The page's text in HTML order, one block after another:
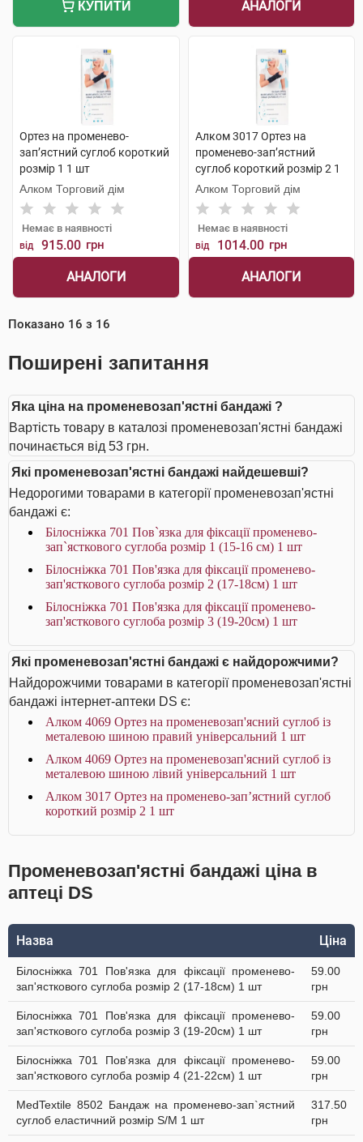
КУПИТИ АНАЛОГИ
Ортез на променево-
зап’ястний суглоб короткий
розмір 1 1 шт
Алком Торговий дім
Немає в наявності
від 915.00 грн
АНАЛОГИ
Алком 3017 Ортез на
променево-зап’ястний
суглоб короткий розмір 2 1
шт
Алком Торговий дім
Немає в наявності
від 1014.00 грн
АНАЛОГИ
Показано 16 з 16
Поширені запитання
Яка ціна на променевозап'ястні бандажі ?
Вартість товару в каталозі променевозап'ястні бандажі
починається від 53 грн.
Які променевозап'ястні бандажі найдешевші?
Недорогими товарами в категорії променевозап'ястні
бандажі є:
Білосніжка 701 Пов`язка для фіксації променево-
зап`ясткового суглоба розмір 1 (15-16 см) 1 шт
Білосніжка 701 Пов'язка для фіксації променево-
зап'ясткового суглоба розмір 2 (17-18см) 1 шт
Білосніжка 701 Пов'язка для фіксації променево-
зап'ясткового суглоба розмір 3 (19-20см) 1 шт
Які променевозап'ястні бандажі є найдорожчими?
Найдорожчими товарами в категорії променевозап'ястні
бандажі інтернет-аптеки DS є:
Алком 4069 Ортез на променевозап'ясний суглоб із
металевою шиною правий універсальний 1 шт
Алком 4069 Ортез на променевозап'ясний суглоб із
металевою шиною лівий універсальний 1 шт
Алком 3017 Ортез на променево-зап’ястний суглоб
короткий розмір 2 1 шт
Променевозап'ястні бандажі ціна в
аптеці DS
Назва Ціна
Білосніжка 701 Пов'язка для фіксації променево-
зап'ясткового суглоба розмір 2 (17-18см) 1 шт
59.00
грн
Білосніжка 701 Пов'язка для фіксації променево-
зап'ясткового суглоба розмір 3 (19-20см) 1 шт
59.00
грн
Білосніжка 701 Пов'язка для фіксації променево-
зап'ясткового суглоба розмір 4 (21-22см) 1 шт
59.00
грн
MedTextile 8502 Бандаж на променево-зап`ястний
суглоб еластичний розмір S/M 1 шт
317.50
грн